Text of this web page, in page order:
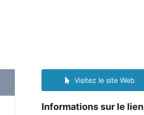
Visitez le site Web
Informations sur le lien